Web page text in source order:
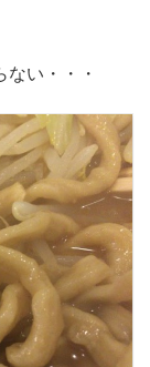
い・・・